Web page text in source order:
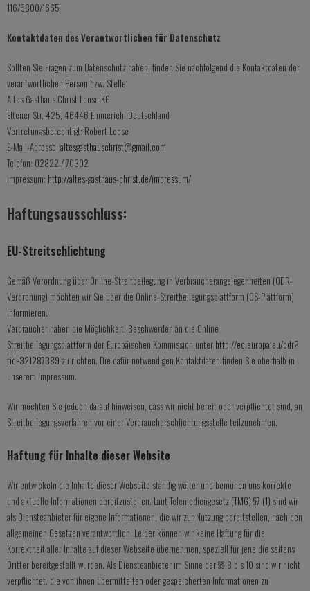
116/5800/1665
Kontaktdaten des Verantwortlichen für Datenschutz
Sollten Sie Fragen zum Datenschutz haben, finden Sie nachfolgend die Kontaktdaten der
verantwortlichen Person bzw. Stelle:
Altes Gasthaus Christ Loose KG
Eltener Str. 425, 46446 Emmerich, Deutschland
Vertretungsberechtigt: Robert Loose
E-Mail-Adresse: altesgasthauschrist@gmail.com
Telefon: 02822 / 70302
Impressum: http://altes-gasthaus-christ.de/impressum/
Haftungsausschluss:
EU-Streitschlichtung
Gemäß Verordnung über Online-Streitbeilegung in Verbraucherangelegenheiten (ODR-
Verordnung) möchten wir Sie über die Online-Streitbeilegungsplattform (OS-Plattform)
informieren.
Verbraucher haben die Möglichkeit, Beschwerden an die Online
Streitbeilegungsplattform der Europäischen Kommission unter http://ec.europa.eu/odr?
tid=321287389 zu richten. Die dafür notwendigen Kontaktdaten finden Sie oberhalb in
unserem Impressum.
Wir möchten Sie jedoch darauf hinweisen, dass wir nicht bereit oder verpflichtet sind, an
Streitbeilegungsverfahren vor einer Verbraucherschlichtungsstelle teilzunehmen.
Haftung für Inhalte dieser Website
Wir entwickeln die Inhalte dieser Webseite ständig weiter und bemühen uns korrekte
und aktuelle Informationen bereitzustellen. Laut Telemediengesetz (TMG) §7 (1) sind wir
als Diensteanbieter für eigene Informationen, die wir zur Nutzung bereitstellen, nach den
allgemeinen Gesetzen verantwortlich. Leider können wir keine Haftung für die
Korrektheit aller Inhalte auf dieser Webseite übernehmen, speziell für jene die seitens
Dritter bereitgestellt wurden. Als Diensteanbieter im Sinne der §§ 8 bis 10 sind wir nicht
verpflichtet, die von ihnen übermittelten oder gespeicherten Informationen zu